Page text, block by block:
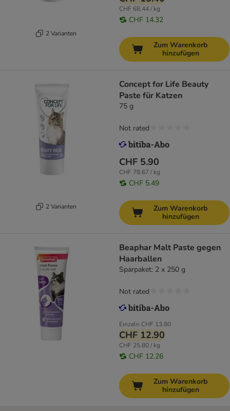
2 Varianten
CHF 68.44 / kg
CHF 14.32
Zum Warenkorb
hinzufügen
2 Varianten
Concept for Life Beauty
Paste für Katzen
75 g
CHF 5.90
CHF 78.67 / kg
CHF 5.49
Not rated
Zum Warenkorb
hinzufügen
Beaphar Malt Paste gegen
Haarballen
Sparpaket: 2 x 250 g
Einzeln CHF 13.80
CHF 12.90
CHF 25.80 / kg
CHF 12.26
Not rated
Zum Warenkorb
hinzufügen